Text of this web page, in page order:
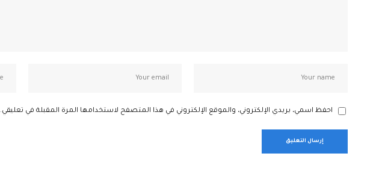
احفظ اسمي، بريدي الإلكتروني، والموقع الإلكتروني في هذا المتصفح لاستخدامها المرة المقبلة في تعليقي.